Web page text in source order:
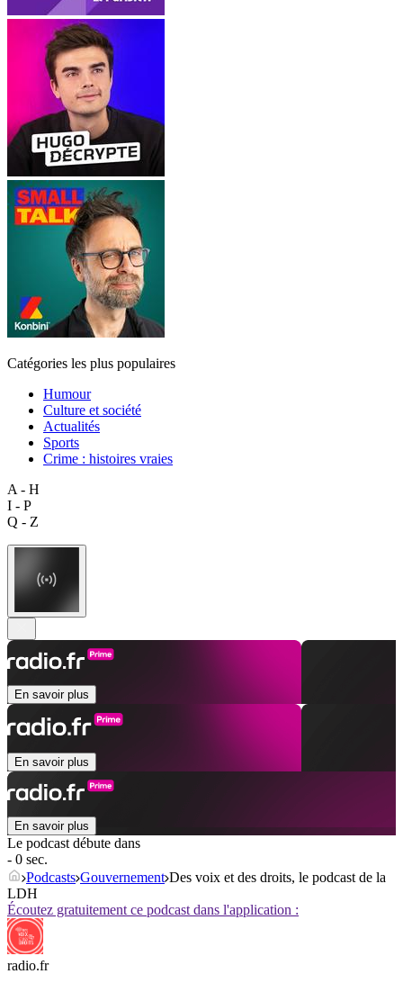
Catégories les plus populaires
Humour
Culture et société
Actualités
Sports
Crime : histoires vraies
A - H
I - P
Q - Z
En savoir plus
En savoir plus
En savoir plus
Le podcast débute dans
- 0 sec.
Podcasts Gouvernement Des voix et des droits, le podcast de la
LDH
Écoutez gratuitement ce podcast dans l'application :
radio.fr